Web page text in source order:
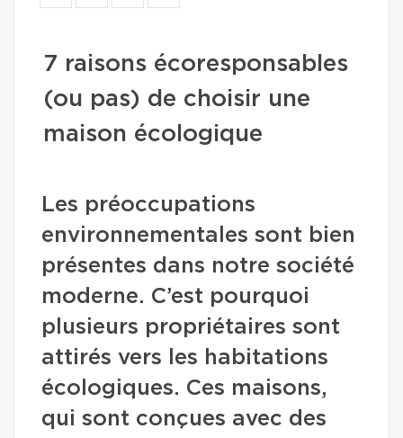
7 raisons écoresponsables
(ou pas) de choisir une
maison écologique
Les préoccupations
environnementales sont bien
présentes dans notre société
moderne. C’est pourquoi
plusieurs propriétaires sont
attirés vers les habitations
écologiques. Ces maisons,
qui sont conçues avec des